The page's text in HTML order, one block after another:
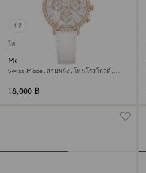
4 สี
ใหม่
Matrix tennis chrono นาฬิกา
Swiss Made, สายหนัง, โทนโรสโกลด์,
18,000 ฿